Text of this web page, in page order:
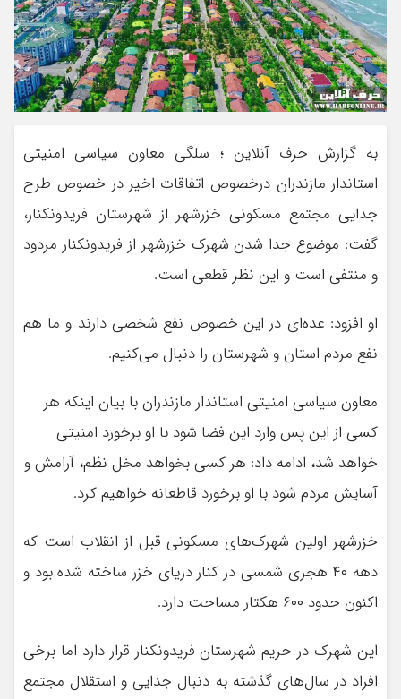
به گزارش حرف آنلاین ؛ سلگی معاون سیاسی امنیتی
استاندار مازندران درخصوص اتفاقات اخیر در خصوص طرح
جدایی مجتمع مسکونی خزرشهر از شهرستان فریدونکنار،
گفت: موضوع جدا شدن شهرک خزرشهر از فریدونکنار مردود
و منتفی است و این نظر قطعی است.
او افزود: عده‌ای در این خصوص نفع شخصی دارند و ما هم
نفع مردم استان و شهرستان را دنبال می‌کنیم.
معاون سیاسی امنیتی استاندار مازندران با بیان اینکه هر
کسی از این پس وارد این فضا شود با او برخورد امنیتی
خواهد شد، ادامه داد: هر کسی بخواهد مخل نظم، آرامش و
آسایش مردم شود با او برخورد قاطعانه خواهیم کرد.
خزرشهر اولین شهرک‌های مسکونی قبل از انقلاب است که
دهه ۴۰ هجری شمسی در کنار دریای خزر ساخته شده بود و
اکنون حدود ۶۰۰ هکتار مساحت دارد.
این شهرک در حریم شهرستان فریدونکنار قرار دارد اما برخی
افراد در سال‌های گذشته به دنبال جدایی و استقلال مجتمع